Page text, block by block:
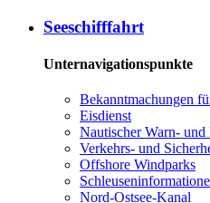
See­schiff­fahrt
Unternavigationspunkte
Be­kannt­ma­chun­gen
Eis­dienst
Nau­ti­scher Warn-​
Ver­kehrs-​ und
Offs­ho­re Wind­parks
Nord-​Ost­see-​Ka­nal